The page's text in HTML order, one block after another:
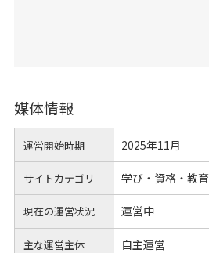
媒体情報
運営開始時期 2025年11月
サイトカテゴリ 学び・資格・教育
現在の運営状況 運営中
主な運営主体 自主運営